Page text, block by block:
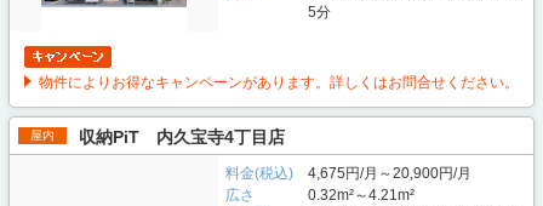
5分
物件によりお得なキャンペーンがあります。詳しくはお問合せください。
屋内 収納PiT 内久宝寺4丁目店
料金(税込)
4,675円/月～20,900円/月
広さ
0.32m²～4.21m²